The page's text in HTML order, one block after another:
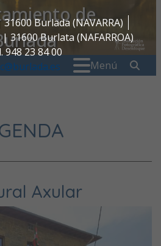
Burlada (NAVARRA)
31600 Burlata (NAFARROA)
948 23 84 00
de
Menú
Axular